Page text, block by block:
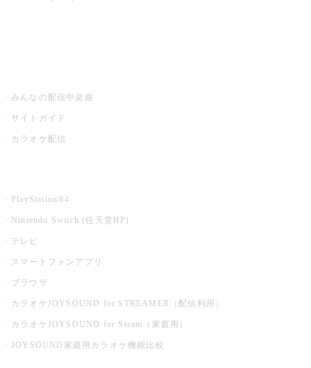
みんなの配信中楽曲
サイトガイド
カラオケ配信
PlayStation®4
Nintendo Switch (任天堂HP)
テレビ
スマートフォンアプリ
ブラウザ
カラオケJOYSOUND for STREAMER（配信利用）
カラオケJOYSOUND for Steam（家庭用）
JOYSOUND家庭用カラオケ機能比較